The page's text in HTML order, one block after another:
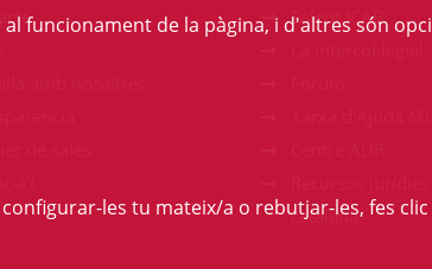
Talent ICAB
catalana
funcionament de la pàgina, i d'altres són
les tu mateix/a o rebutjar-les, fes